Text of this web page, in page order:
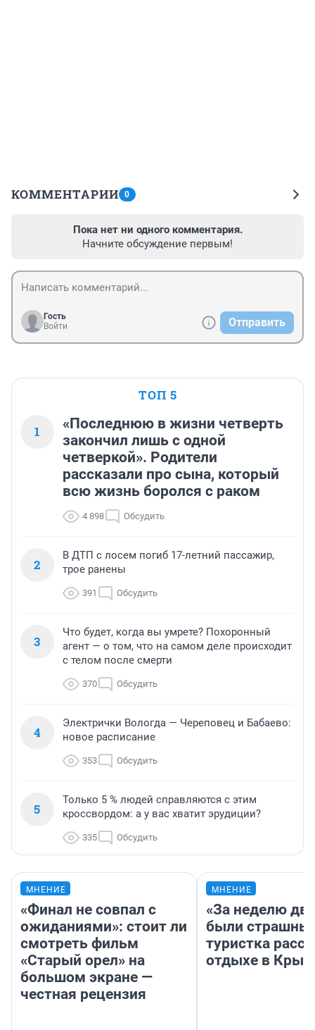
КОММЕНТАРИИ 0
Пока нет ни одного комментария.
Начните обсуждение первым!
Гость
Войти
Отправить
ТОП 5
1
«Последнюю в жизни четверть
закончил лишь с одной
четверкой». Родители
рассказали про сына, который
всю жизнь боролся с раком
4 898 Обсудить
2
В ДТП с лосем погиб 17-летний пассажир,
трое ранены
391 Обсудить
3
Что будет, когда вы умрете? Похоронный
агент — о том, что на самом деле происходит
с телом после смерти
370 Обсудить
4
Электрички Вологда — Череповец и Бабаево:
новое расписание
353 Обсудить
5
Только 5 % людей справляются с этим
кроссвордом: а у вас хватит эрудиции?
335 Обсудить
МНЕНИЕ
«Финал не совпал с
ожиданиями»: стоит ли
смотреть фильм
«Старый орел» на
большом экране —
честная рецензия
МНЕНИЕ
«За неделю
были
туристка
отдыхе в